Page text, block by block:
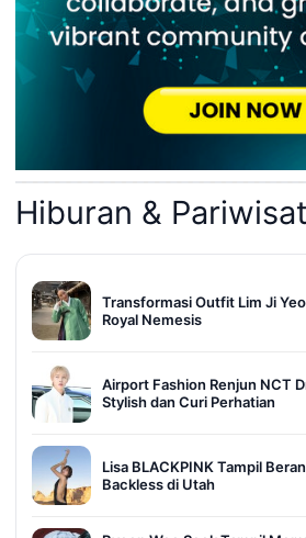
Hiburan &
Transformasi Outfit Lim Ji
Royal Nemesis
Airport Fashion Renjun NCT
Stylish dan Curi Perhatian
Lisa BLACKPINK Tampil
Backless di Utah